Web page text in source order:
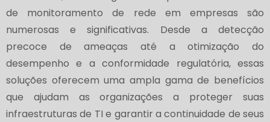
de monitoramento de rede em empresas são
numerosas e significativas. Desde a detecção
precoce de ameaças até a otimização do
desempenho e a conformidade regulatória, essas
soluções oferecem uma ampla gama de benefícios
que ajudam as organizações a proteger suas
infraestruturas de TI e garantir a continuidade de seus